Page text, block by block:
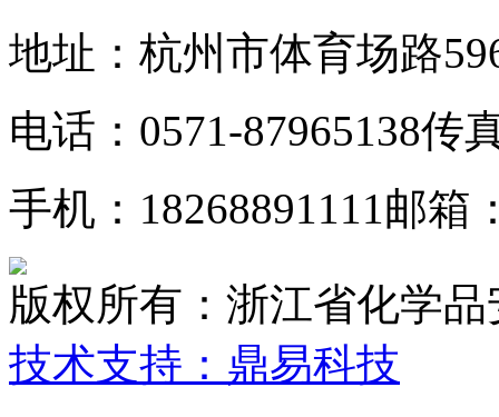
地址：杭州市体育场路
电话：0571-87965138传
手机：18268891111邮箱
版权所有：浙江省化学
技术支持：鼎易科技